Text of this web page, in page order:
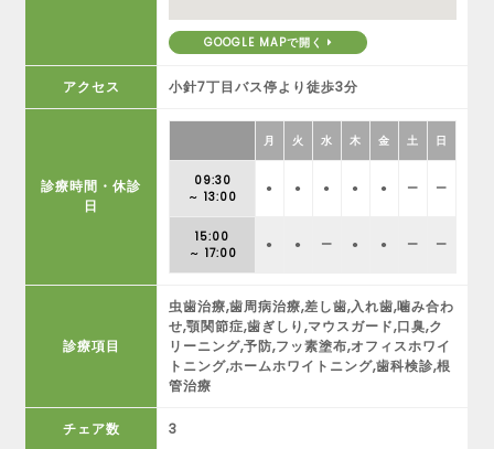
GOOGLE MAPで開く
アクセス 小針7丁目バス停より徒歩3分
診療時間・休診
日
月 火 水 木 金 土 日
09:30
～ 13:00
● ● ● ● ● ー ー
15:00
～ 17:00
● ● ー ● ● ー ー
診療項目
虫歯治療,歯周病治療,差し歯,入れ歯,噛み合わ
せ,顎関節症,歯ぎしり,マウスガード,口臭,ク
リーニング,予防,フッ素塗布,オフィスホワイ
トニング,ホームホワイトニング,歯科検診,根
管治療
チェア数 3